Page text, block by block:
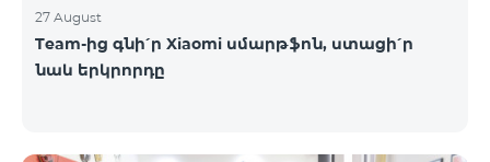
27 August
Team-ից գնի՛ր Xiaomi սմարթֆոն, ստացի՛ր
նաև երկրորդը